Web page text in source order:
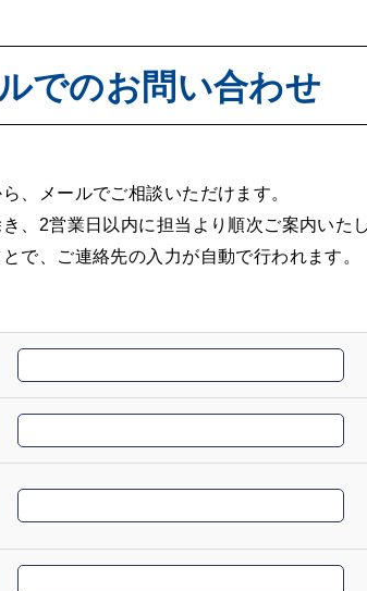
でのお問い合わせ
、メールでご相談いただけます。
、2営業日以内に担当より順次ご案内いた
で、ご連絡先の入力が自動で行われます。